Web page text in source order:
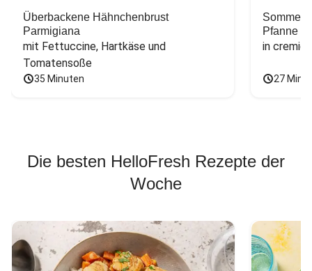
Überbackene Hähnchenbrust
Parmigiana
mit Fettuccine, Hartkäse und
Tomatensoße
35 Minuten
Pfanne
in
27
Die besten HelloFresh Rezepte der
Woche